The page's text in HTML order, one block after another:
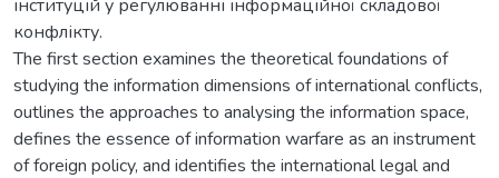
інституцій у регулюванні інформаційної складової
конфлікту.
The first section examines the theoretical foundations of
studying the information dimensions of international conflicts,
outlines the approaches to analysing the information space,
defines the essence of information warfare as an instrument
of foreign policy, and identifies the international legal and